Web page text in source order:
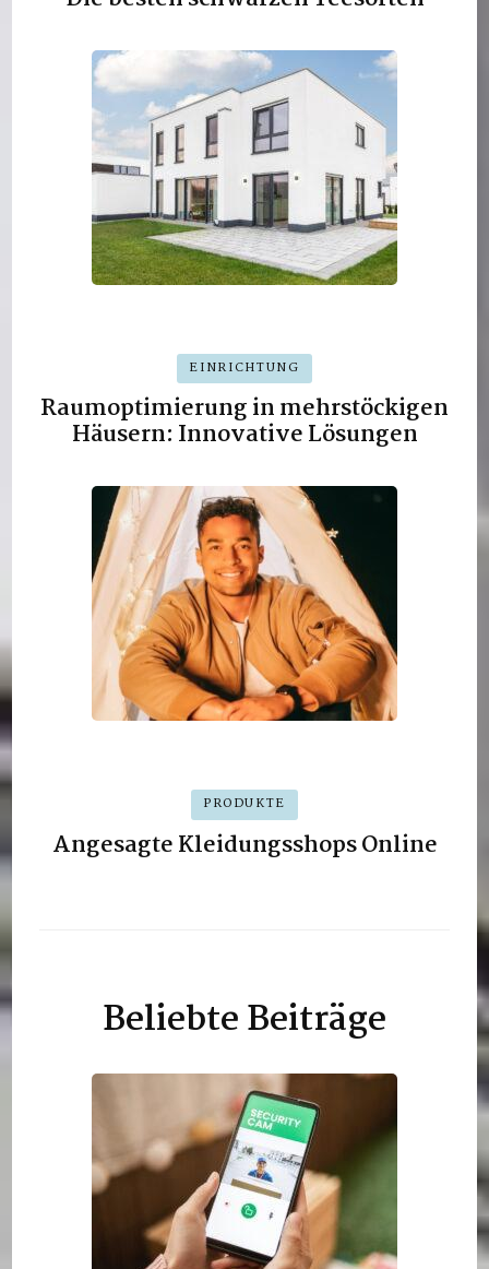
EINRICHTUNG
Raumoptimierung in mehrstöckigen
Häusern: Innovative Lösungen
PRODUKTE
Angesagte Kleidungsshops Online
Beliebte Beiträge